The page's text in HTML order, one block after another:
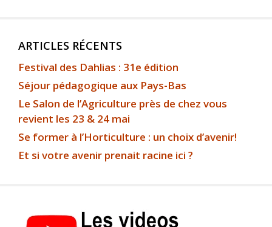
ARTICLES RÉCENTS
Festival des Dahlias : 31e édition
Séjour pédagogique aux Pays-Bas
Le Salon de l’Agriculture près de chez vous
revient les 23 & 24 mai
Se former à l’Horticulture : un choix d’avenir!
Et si votre avenir prenait racine ici ?